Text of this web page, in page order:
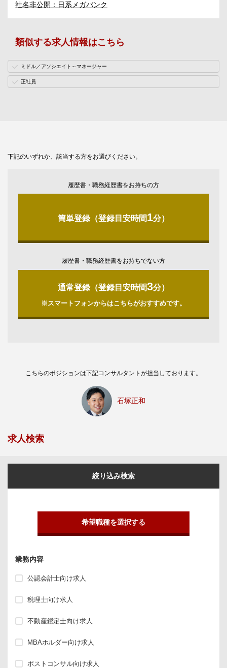
社名非公開：日系メガバンク
類似する求人情報はこちら
ミドル／アソシエイト～マネージャー
正社員
下記のいずれか、該当する方をお選びください。
履歴書・職務経歴書をお持ちの方
簡単登録（登録目安時間1分）
履歴書・職務経歴書をお持ちでない方
通常登録（登録目安時間3分）
※スマートフォンからはこちらがおすすめです。
こちらのポジションは下記コンサルタントが担当しております。
石塚正和
求人検索
絞り込み検索
希望職種を選択する
業務内容
公認会計士向け求人
税理士向け求人
不動産鑑定士向け求人
MBAホルダー向け求人
ポストコンサル向け求人